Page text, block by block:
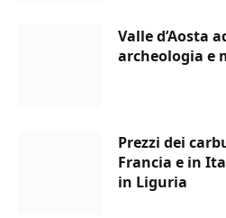
Valle d’Aosta
archeologia e
Prezzi dei
Francia e in
in Liguria